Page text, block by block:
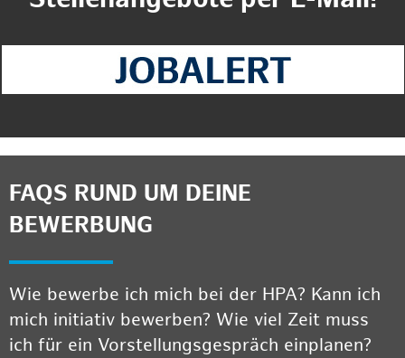
FAQS RUND UM DEINE
BEWERBUNG
Wie bewerbe ich mich bei der HPA? Kann ich
mich initiativ bewerben? Wie viel Zeit muss
ich für ein Vorstellungsgespräch einplanen?